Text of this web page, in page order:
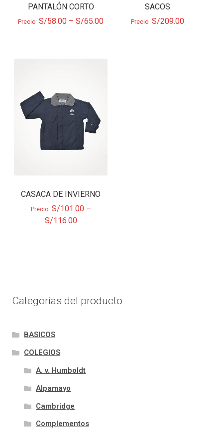
PANTALÓN CORTO
Precio: S/58.00 –S/65.00
SACOS
Precio: S/209.00
CASACA DE INVIERNO
Precio: S/101.00–
S/116.00
Categorías del producto
BASICOS
COLEGIOS
A. v. Humboldt
Alpamayo
Cambridge
Complementos